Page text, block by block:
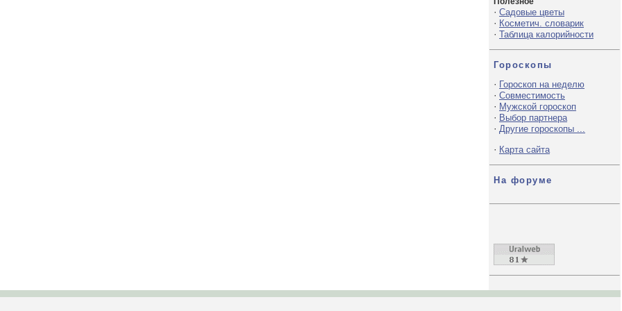
· Садовые цветы
· Косметич. словарик
· Таблица калорийности
Гороскопы
· Гороскоп на неделю
· Совместимость
· Мужской гороскоп
· Выбор партнера
· Другие гороскопы ...
· Карта сайта
На форуме